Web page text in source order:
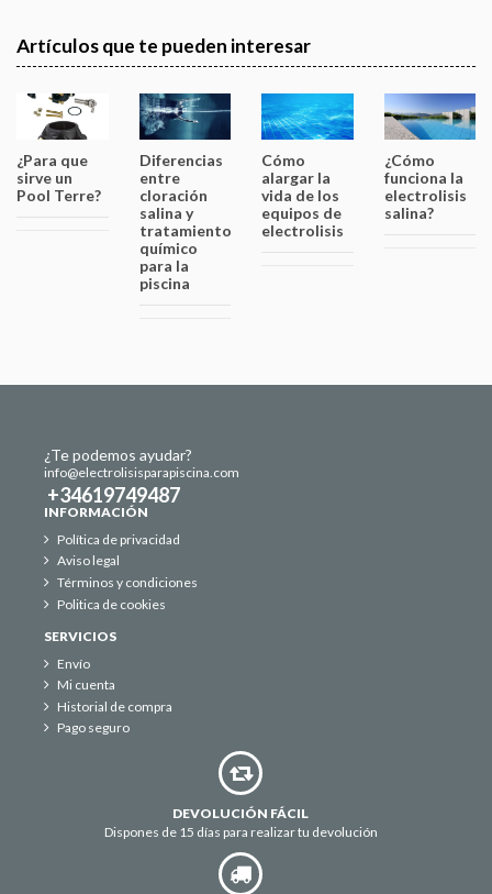
Artículos que te pueden interesar
¿Para que
sirve un
Pool Terre?
Diferencias
entre
cloración
salina y
tratamiento
químico
para la
piscina
Cómo
alargar la
vida de los
equipos de
electrolisis
¿Cómo
funciona la
electrolisis
salina?
¿Te podemos ayudar?
info@electrolisisparapiscina.com
+34619749487
INFORMACIÓN
Política de privacidad
Aviso legal
Términos y condiciones
Politica de cookies
SERVICIOS
Envío
Mi cuenta
Historial de compra
Pago seguro
DEVOLUCIÓN FÁCIL
Dispones de 15 días para realizar tu devolución